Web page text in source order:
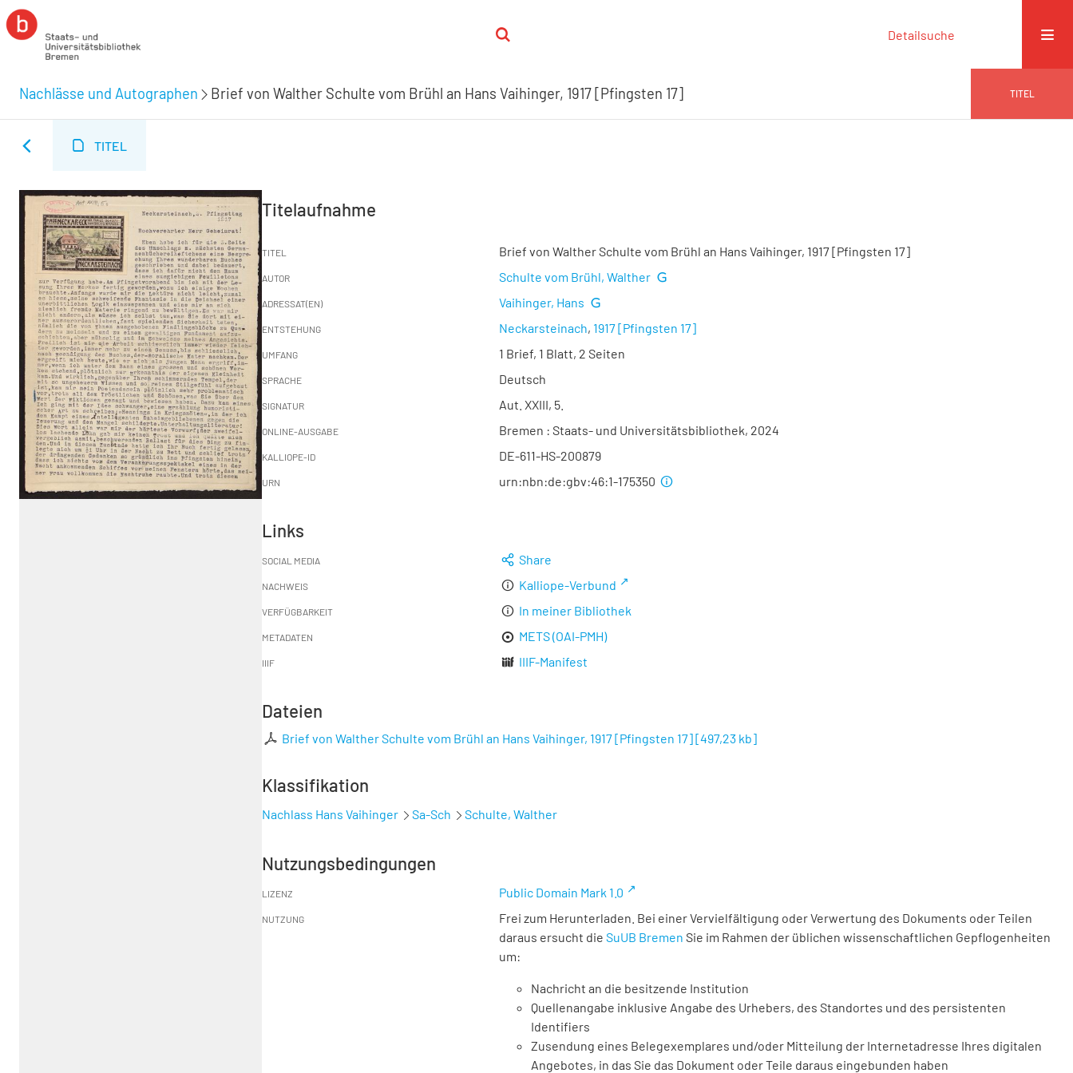
Detailsuche
Nachlässe und Autographen Brief von Walther Schulte vom Brühl an Hans Vaihinger, 1917 [Pfingsten 17] TITEL
TITEL
Titelaufnahme
TITEL Brief von Walther Schulte vom Brühl an Hans Vaihinger, 1917 [Pfingsten 17]
AUTOR Schulte vom Brühl, Walther
ADRESSAT(EN) Vaihinger, Hans
ENTSTEHUNG Neckarsteinach, 1917 [Pfingsten 17]
UMFANG 1 Brief, 1 Blatt, 2 Seiten
SPRACHE Deutsch
SIGNATUR Aut. XXIII, 5.
ONLINE-AUSGABE Bremen : Staats- und Universitätsbibliothek, 2024
KALLIOPE-ID DE-611-HS-200879
URN urn:nbn:de:gbv:46:1-175350
Links
SOCIAL MEDIA Share
NACHWEIS Kalliope-Verbund
VERFÜGBARKEIT In meiner Bibliothek
METADATEN METS (OAI-PMH)
IIIF IIIF-Manifest
Dateien
Brief von Walther Schulte vom Brühl an Hans Vaihinger, 1917 [Pfingsten 17][497,23 kb]
Klassifikation
Nachlass Hans Vaihinger Sa-Sch Schulte, Walther
Nutzungsbedingungen
LIZENZ Public Domain Mark 1.0
NUTZUNG
Frei zum Herunterladen. Bei einer Vervielfältigung oder Verwertung des Dokuments oder Teilen
daraus ersucht die SuUB Bremen Sie im Rahmen der üblichen wissenschaftlichen Gepflogenheiten
um:
Nachricht an die besitzende Institution
Quellenangabe inklusive Angabe des Urhebers, des Standortes und des persistenten
Identifiers
Zusendung eines Belegexemplares und/oder Mitteilung der Internetadresse Ihres digitalen
Angebotes, in das Sie das Dokument oder Teile daraus eingebunden haben